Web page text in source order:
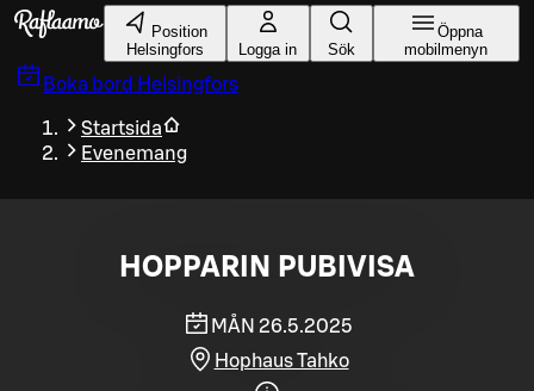
Gå till huvudinnehållet
Position
Helsingfors
Logga in Sök
Öppna
mobilmenyn
Boka bord Helsingfors
Startsida
Evenemang
HOPPARIN PUBIVISA
MÅN 26.5.2025
Hophaus Tahko